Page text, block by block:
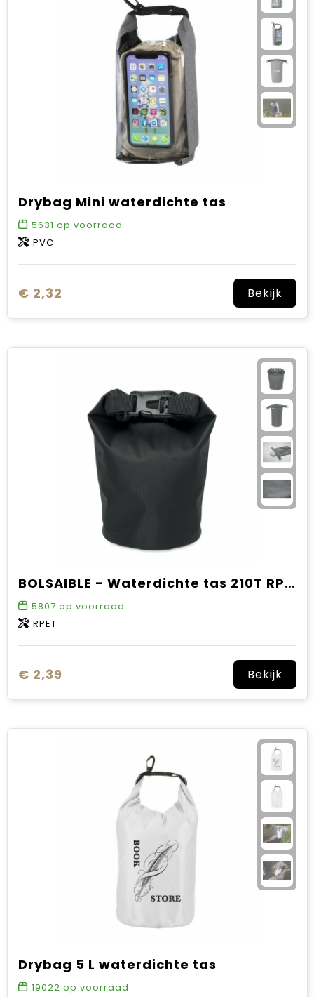
Voetbal, EK en WK
Zomergeschenken
Drybag Mini waterdichte tas
5631 op voorraad
PVC
€ 2,32 Bekijk
BOLSAIBLE - Waterdichte tas 210T RPET 1,5L
5807 op voorraad
RPET
€ 2,39 Bekijk
Drybag 5 L waterdichte tas
19022 op voorraad